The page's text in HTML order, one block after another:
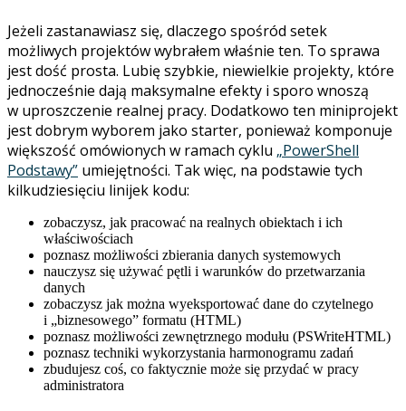
Jeżeli zastanawiasz się, dlaczego spośród setek
możliwych projektów wybrałem właśnie ten. To sprawa
jest dość prosta. Lubię szybkie, niewielkie projekty, które
jednocześnie dają maksymalne efekty i sporo wnoszą
w uproszczenie realnej pracy. Dodatkowo ten miniprojekt
jest dobrym wyborem jako starter, ponieważ komponuje
większość omówionych w ramach cyklu „PowerShell
Podstawy” umiejętności. Tak więc, na podstawie tych
kilkudziesięciu linijek kodu:
zobaczysz, jak pracować na realnych obiektach i ich
właściwościach
poznasz możliwości zbierania danych systemowych
nauczysz się używać pętli i warunków do przetwarzania
danych
zobaczysz jak można wyeksportować dane do czytelnego
i „biznesowego” formatu (HTML)
poznasz możliwości zewnętrznego modułu (PSWriteHTML)
poznasz techniki wykorzystania harmonogramu zadań
zbudujesz coś, co faktycznie może się przydać w pracy
administratora